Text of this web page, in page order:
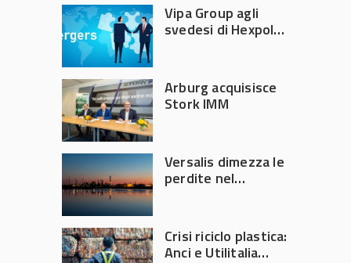
Vipa Group agli
svedesi di Hexpol
Arburg acquisisce
Stork IMM
Versalis dimezza le
perdite nel
Crisi riciclo plastica:
Anci e Utilitalia